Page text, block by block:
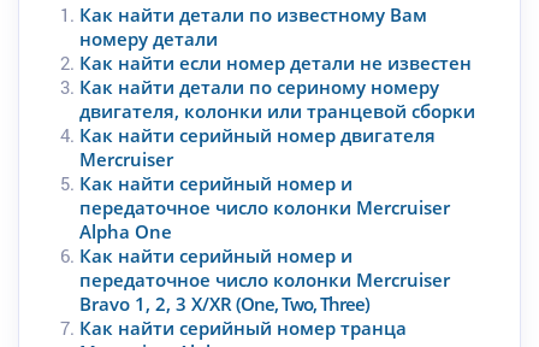
Как найти детали по известному Вам
номеру детали
Как найти если номер детали не известен
Как найти детали по сериному номеру
двигателя, колонки или транцевой сборки
Как найти серийный номер двигателя
Mercruiser
Как найти серийный номер и
передаточное число колонки Mercruiser
Alpha One
Как найти серийный номер и
передаточное число колонки Mercruiser
Bravo 1, 2, 3 X/XR (One, Two, Three)
Как найти серийный номер транца